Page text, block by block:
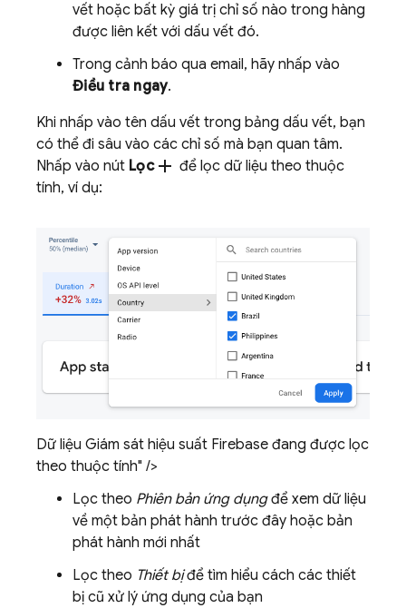
vết hoặc bất kỳ giá trị chỉ số nào trong hàng
được liên kết với dấu vết đó.
Trong cảnh báo qua email, hãy nhấp vào
Điều tra ngay.
Khi nhấp vào tên dấu vết trong bảng dấu vết, bạn
có thể đi sâu vào các chỉ số mà bạn quan tâm.
Nhấp vào nút Lọcadd để lọc dữ liệu theo thuộc
tính, ví dụ:
Dữ liệu Giám sát hiệu suất Firebase đang được lọc
theo thuộc tính" />
Lọc theo Phiên bản ứng dụngđể xem dữ liệu
về một bản phát hành trước đây hoặc bản
phát hành mới nhất
Lọc theo Thiết bịđể tìm hiểu cách các thiết
bị cũ xử lý ứng dụng của bạn